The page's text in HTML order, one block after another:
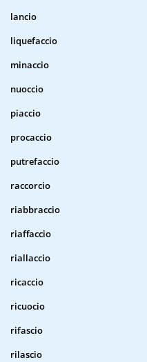
lancio
liquefaccio
minaccio
nuoccio
piaccio
procaccio
putrefaccio
raccorcio
riabbraccio
riaffaccio
riallaccio
ricaccio
ricuocio
rifascio
rilascio